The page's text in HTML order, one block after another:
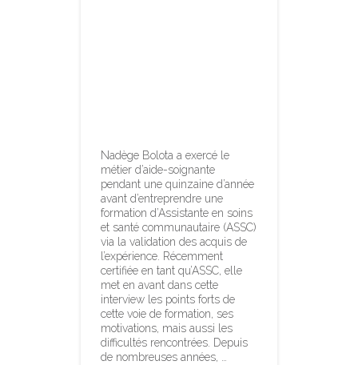
Nadège Bolota a exercé le
métier d’aide-soignante
pendant une quinzaine d’année
avant d’entreprendre une
formation d’Assistante en soins
et santé communautaire (ASSC)
via la validation des acquis de
l’expérience. Récemment
certifiée en tant qu’ASSC, elle
met en avant dans cette
interview les points forts de
cette voie de formation, ses
motivations, mais aussi les
difficultés rencontrées. Depuis
de nombreuses années, …